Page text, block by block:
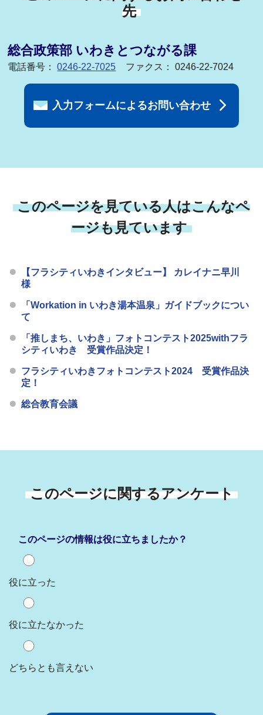
先
総合政策部 いわきとつながる課
電話番号：0246-22-7025 ファクス： 0246-22-7024
入力フォームによるお問い合わせ
このページを見ている人はこんなペ
ージも見ています
【フラシティいわきインタビュー】 カレイナニ早川
様
「Workation in いわき湯本温泉」ガイドブックについ
て
「推しまち、いわき」フォトコンテスト2025withフラ
シティいわき 受賞作品決定！
フラシティいわきフォトコンテスト2024 受賞作品決
定！
総合教育会議
このページに関するアンケート
このページの情報は役に立ちましたか？
役に立った
役に立たなかった
どちらとも言えない